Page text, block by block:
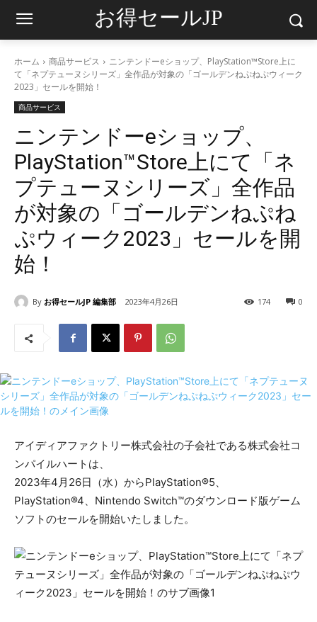
お得セールJP
ホーム 商品サービス
ニンテンドーeショップ、PlayStation™Store上に
て「ネプテューヌシリーズ」全作品が対象の「ゴールデンねぷねぷウィーク
2023」セールを開始！
商品サービス
ニンテンドーeショップ、
PlayStation™Store上にて「ネ
プテューヌシリーズ」全作品
が対象の「ゴールデンねぷね
ぷウィーク2023」セールを開
始！
By お得セールJP 編集部 2023年4月26日 0
174
アイディアファクトリー株式会社の子会社である株式会社コ
ンパイルハートは、
2023年4月26日（水）からPlayStation®5、
PlayStation®4、Nintendo Switch™のダウンロード版ゲーム
ソフトのセールを開始いたしました。